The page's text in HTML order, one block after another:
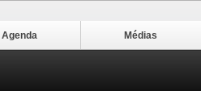
Agenda Médias